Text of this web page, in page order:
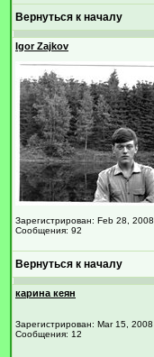
Вернуться к началу
Igor Zajkov
Зарегистрирован: Feb 28, 2008
Сообщения: 92
Вернуться к началу
карина кеян
Зарегистрирован: Mar 15, 2008
Сообщения: 12